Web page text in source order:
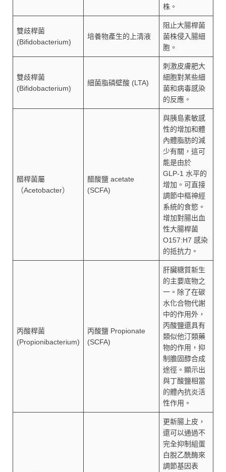
株。
雙歧桿菌
(Bifidobacterium)
培養物產生的上清液
阻止大腸桿菌
菌株侵入腸細
胞。
雙歧桿菌
(Bifidobacterium)
細菌脂磷壁酸 (LTA)
刺激皮膚肥大
細胞對某些細
菌和病毒感染
的反應。
醋桿菌屬
（Acetobacter）
醋酸鹽 acetate
(SCFA)
與胰島素敏感
性的增加和體
內體脂肪的減
少有關，這可
能是由於
GLP-1 水平的
增加。可直接
調節中樞神經
系統的食慾。
增加對腸出血
性大腸桿菌
O157:H7 感染
的抵抗力。
丙酸桿菌
(Propionibacterium)
丙酸鹽 Propionate
(SCFA)
肝臟糖質新生
的主要底物之
一。除了在碳
水化合物代謝
中的作用外，
丙酸鹽還具有
類似他汀類藥
物的作用，抑
制膽固醇合成
途徑。顯示出
與丁酸鹽相當
的體內抗炎活
性作用。
更新腸上皮，
還可以通過不
完全抑制組蛋
白脫乙酰酶來
調節基因表